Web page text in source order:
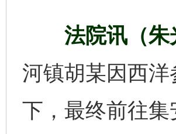
法院讯（朱
河镇胡某因西
下，最终前往